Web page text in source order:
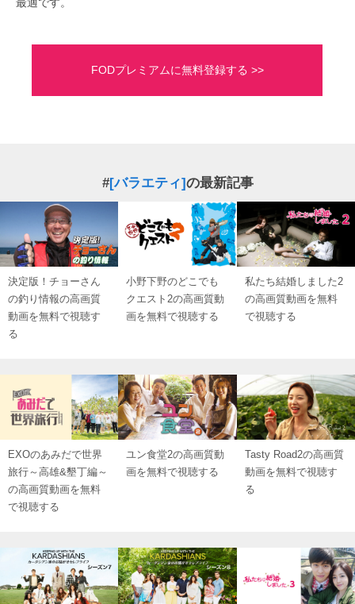
FODプレミアムに無料登録する >>
#[バラエティ]の最新記事
決定版！チョーさん
の釣り情報の高画質
動画を無料で視聴す
る
小野下野のどこでも
クエスト2の高画質動
画を無料で視聴する
私たち結婚しました2
の高画質動画を無料
で視聴する
EXOのあみだで世界
旅行～高雄&墾丁編～
の高画質動画を無料
で視聴する
ユン食堂2の高画質動
画を無料で視聴する
Tasty Road2の高画質
動画を無料で視聴す
る